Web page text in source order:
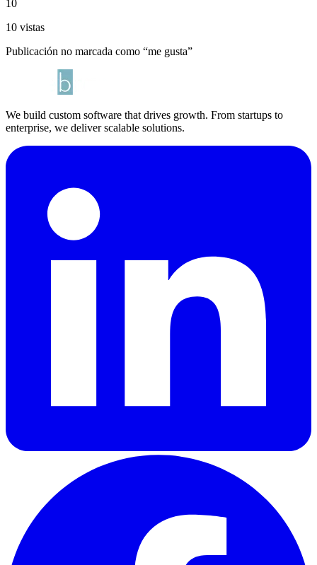
10
10 vistas
Publicación no marcada como “me gusta”
We build custom software that drives growth. From startups to
enterprise, we deliver scalable solutions.